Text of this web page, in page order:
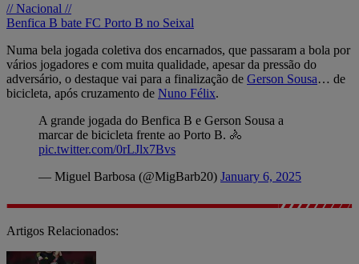
// Nacional //
Benfica B bate FC Porto B no Seixal
Numa bela jogada coletiva dos encarnados, que passaram a bola por
vários jogadores e com muita qualidade, apesar da pressão do
adversário, o destaque vai para a finalização de Gerson Sousa… de
bicicleta, após cruzamento de Nuno Félix.
A grande jogada do Benfica B e Gerson Sousa a
marcar de bicicleta frente ao Porto B. 🚴
pic.twitter.com/0rLJlx7Bvs
— Miguel Barbosa (@MigBarb20) January 6, 2025
Artigos Relacionados: